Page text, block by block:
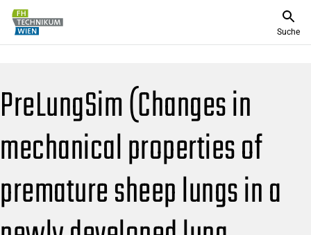
Suche
PreLungSim (Changes in
mechanical properties of
premature sheep lungs in a